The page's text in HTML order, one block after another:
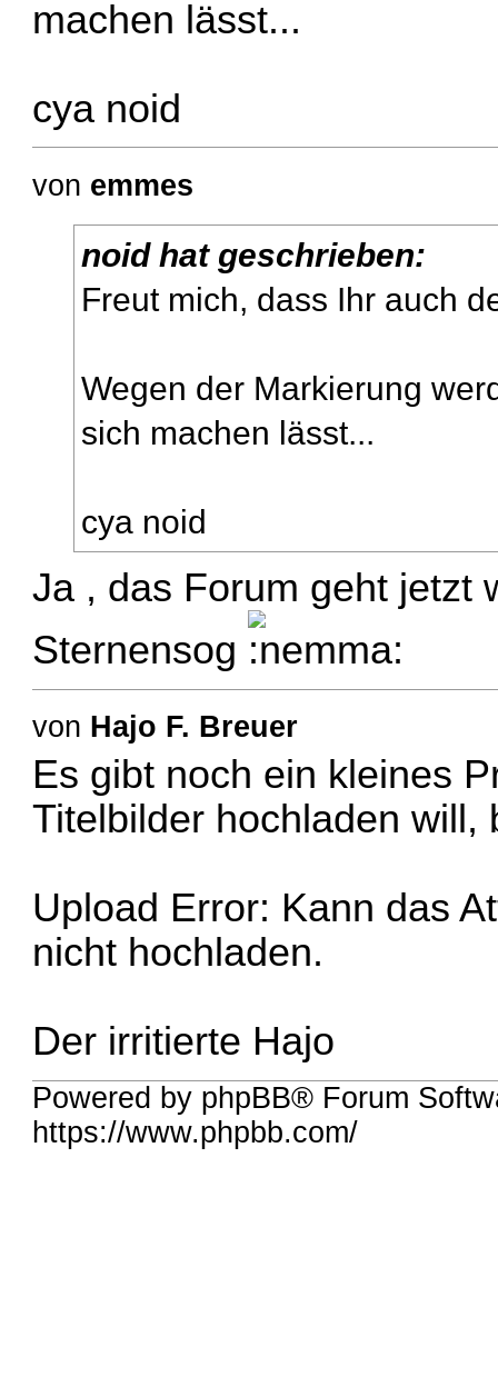
machen lässt...
cya noid
von emmes
noid hat geschrieben:
Freut mich, dass Ihr auch
Wegen der Markierung
sich machen lässt...
cya noid
Ja , das Forum geht jetzt
Sternensog
von Hajo F. Breuer
Es gibt noch ein kleines
Titelbilder hochladen will,
Upload Error: Kann das
nicht hochladen.
Der irritierte Hajo
Powered by phpBB® Forum
https://www.phpbb.com/